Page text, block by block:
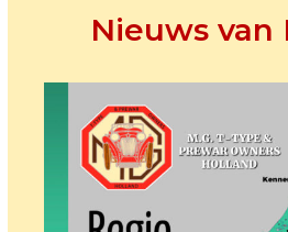
Nieuws van